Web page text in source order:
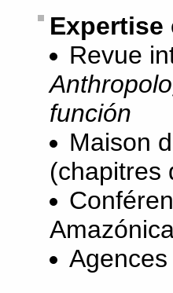
Expertise
Revue
función
Maison
(chapitres